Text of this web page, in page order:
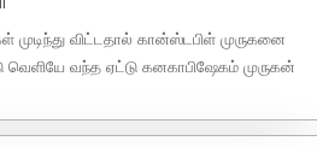
விட்டதால் கான்ஸ்டபிள் முருகனை
வந்த ஏட்டு கனகாபிஷேகம் முருகன்
எத்தனை ...